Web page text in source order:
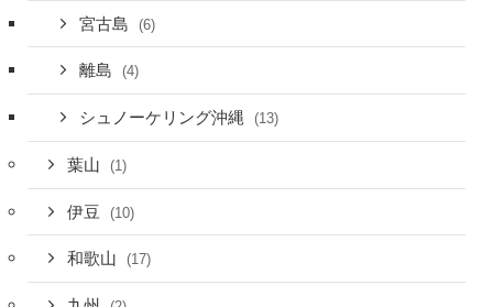
宮古島 (6)
離島 (4)
シュノーケリング沖縄 (13)
葉山 (1)
伊豆 (10)
和歌山 (17)